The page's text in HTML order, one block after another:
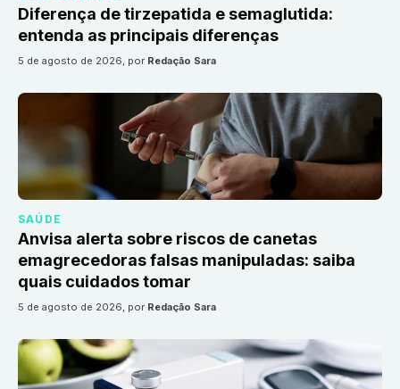
Diferença de tirzepatida e semaglutida:
entenda as principais diferenças
5 de agosto de 2026, por Redação Sara
SAÚDE
Anvisa alerta sobre riscos de canetas
emagrecedoras falsas manipuladas: saiba
quais cuidados tomar
5 de agosto de 2026, por Redação Sara